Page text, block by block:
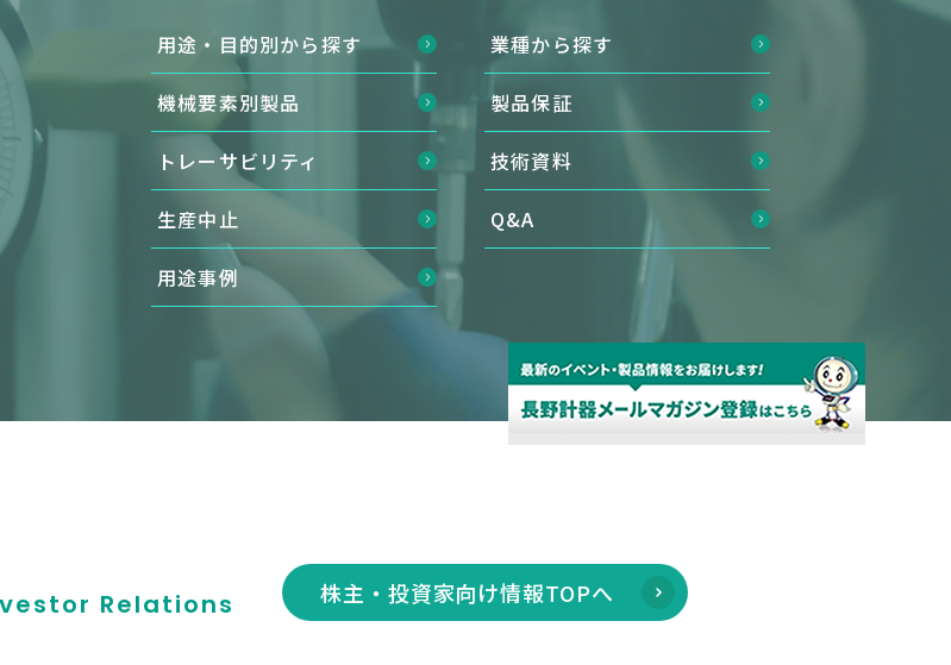
用途・目的別から探す 業種から探す
機械要素別製品 製品保証
トレーサビリティ 技術資料
生産中止 Q&A
用途事例
Relations 株主・投資家向け情報TOPへ